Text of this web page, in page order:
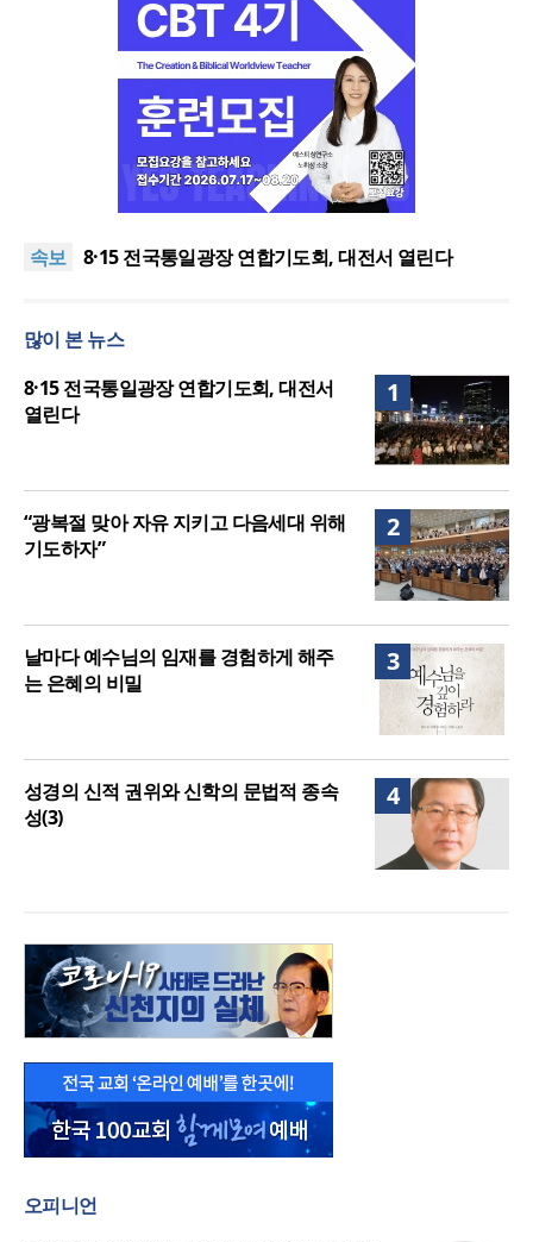
속보
한동대 RISE사업단, 포항 죽도시장 담은 로컬 매거진
8·15 전국통일광장 연합기도회, 대전서 열린다
여”
한동대 RISE사업단, 포항 죽도시장 담은 로컬 매거진
“광복절 맞아 자유 지키고 다음세대 위해 기도하자”
많이 본 뉴스
1
8·15 전국통일광장 연합기도회, 대전서
열린다
2
“광복절 맞아 자유 지키고 다음세대 위해
기도하자”
3
날마다 예수님의 임재를 경험하게 해주
는 은혜의 비밀
4
성경의 신적 권위와 신학의 문법적 종속
성(3)
오피니언